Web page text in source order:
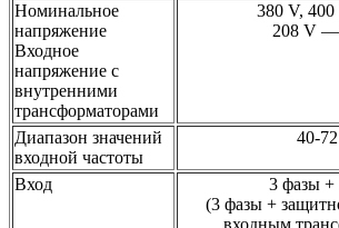
Номинальное
напряжение
Входное
напряжение с
внутренними
трансформаторами
380 V,
208 V
Диапазон значений
входной частоты
40-
Вход
3 фазы +
(3 фазы +